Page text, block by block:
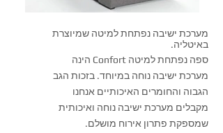
מערכת ישיבה נפתחת למיטה שמיוצרת
באיטליה.
ספה נפתחת למיטה Confort הינה
מערכת ישיבה נוחה במיוחד. בזכות הגב
הגבוה והחומרים האיכותיים אנחנו
מקבלים מערכת ישיבה נוחה ואיכותית
שמספקת פתרון אירוח מושלם.